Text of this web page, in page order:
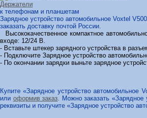
Держатели
к телефонам и планшетам
Зарядное устройство автомобильное Voxtel
заказать доставку почтой России.
Высококачественное компактное
входе: 12/24 В.
- Вставьте штекер зарядного устройства в
- Подключите Зарядное устройство
- По окончании зарядки выньте зарядное
Купите «Зарядное устройство автомобильное
или оформив заказ. Можно заказать «Зарядное
реквизиты и получите «Зарядное устройство